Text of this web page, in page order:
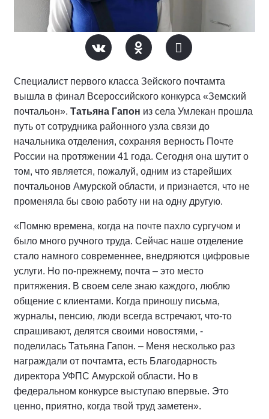
Специалист первого класса Зейского почтамта
вышла в финал Всероссийского конкурса «Земский
почтальон». Татьяна Гапон из села Умлекан прошла
путь от сотрудника районного узла связи до
начальника отделения, сохраняя верность Почте
России на протяжении 41 года. Сегодня она шутит о
том, что является, пожалуй, одним из старейших
почтальонов Амурской области, и признается, что не
променяла бы свою работу ни на одну другую.
«Помню времена, когда на почте пахло сургучом и
было много ручного труда. Сейчас наше отделение
стало намного современнее, внедряются цифровые
услуги. Но по-прежнему, почта – это место
притяжения. В своем селе знаю каждого, люблю
общение с клиентами. Когда приношу письма,
журналы, пенсию, люди всегда встречают, что-то
спрашивают, делятся своими новостями, -
поделилась Татьяна Гапон. – Меня несколько раз
награждали от почтамта, есть Благодарность
директора УФПС Амурской области. Но в
федеральном конкурсе выступаю впервые. Это
ценно, приятно, когда твой труд заметен».